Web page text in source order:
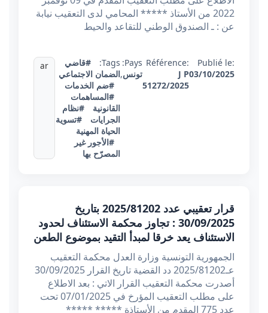
2022 من الأستاذ ***** المحامي لدى التعقيب نيابة
عن : ـ الصندوق الوطني للتقاعد والحيط
Publié le:
03/10/2025
Référence:
J P
51272/2025
Pays:
تونس,
Tags:
#قاضي
الضمان الاجتماعي
#ضم الخدمات
#المساهمات
القانونية
#نظام
الجرايات
#تسوية
الحياة المهنية
#الأجور غير
المصرّح بها
ar
قرار تعقيبي عدد 2025/81202 بتاريخ
30/09/2025 : تجاوز محكمة الاستئناف لحدود
الاستئناف يعد خرقا لمبدأ التقيد بموضوع الطعن
الجمهورية التونسية وزارة العدل محكمة التعقيب
عـ2025/81202 دد القضية تاريخ القرار 30/09/2025
أصدرت محكمة التعقيب القرار الاتي : بعد الاطلاع
على مطلب التعقيب المؤرخ في 07/01/2025 تحت
عدد 775 المقدم من الأستاذة ***** *****